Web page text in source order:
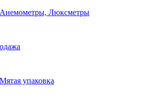
Анемометры, Люксметры
Мятая упаковка